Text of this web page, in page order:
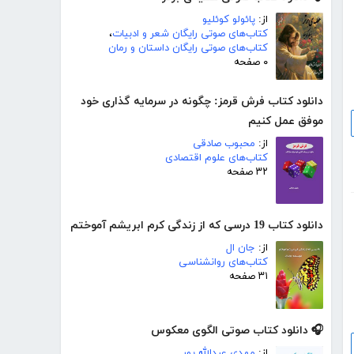
از: پائولو کوئلیو
کتاب‌های صوتی رایگان شعر و ادبیات،
کتاب‌های صوتی رایگان داستان و رمان
۰ صفحه
دانلود کتاب فرش قرمز: چگونه در سرمایه گذاری خود
موفق عمل کنیم
از: محبوب صادقی
کتاب‌های علوم اقتصادی
۳۲ صفحه
دانلود کتاب 19 درسی که از زندگی کرم ابریشم آموختم
از: جان ال
کتاب‌های روانشناسی
۳۱ صفحه
🎧 دانلود کتاب صوتی الگوی معکوس